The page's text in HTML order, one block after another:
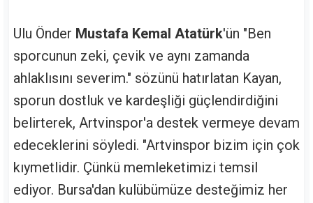
Ulu Önder Mustafa Kemal Atatürk'ün "Ben
sporcunun zeki, çevik ve aynı zamanda
ahlaklısını severim." sözünü hatırlatan Kayan,
sporun dostluk ve kardeşliği güçlendirdiğini
belirterek, Artvinspor'a destek vermeye devam
edeceklerini söyledi. "Artvinspor bizim için çok
kıymetlidir. Çünkü memleketimizi temsil
ediyor. Bursa'dan kulübümüze desteğimiz her